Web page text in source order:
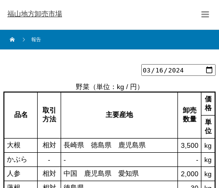
福山地方卸売市場
報告
野菜（単位：kg / 円）
品名
取引
方法
主要産地
卸売
数量
価
格
単
位
大根
相対 長崎県 徳島県 鹿児島県 3,500
kg
かぶら
‐ ‐ ‐
kg
人参
相対 中国 鹿児島県 愛知県 2,000
kg